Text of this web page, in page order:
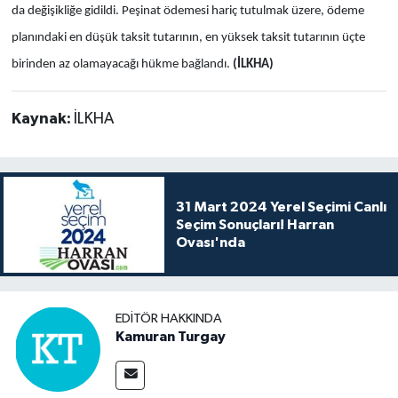
da değişikliğe gidildi. Peşinat ödemesi hariç tutulmak üzere, ödeme
planındaki en düşük taksit tutarının, en yüksek taksit tutarının üçte
birinden az olamayacağı hükme bağlandı. (İLKHA)
Kaynak: İLKHA
31 Mart 2024 Yerel Seçimi Canlı
Seçim Sonuçları! Harran
Ovası'nda
EDITÖR HAKKINDA
Kamuran Turgay